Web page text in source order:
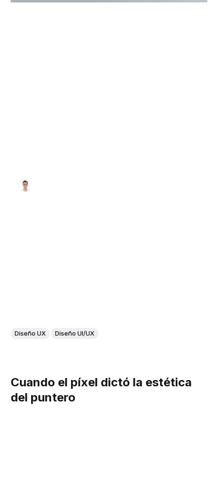
Diseño UX Diseño UI/UX
Cuando el píxel dictó la estética
del puntero